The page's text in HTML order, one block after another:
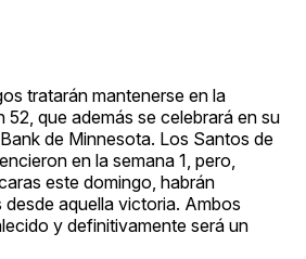
tratarán mantenerse en la
52, que además se celebrará en su
de Minnesota. Los Santos de
en la semana 1, pero,
este domingo, habrán
desde aquella victoria. Ambos
y definitivamente será un